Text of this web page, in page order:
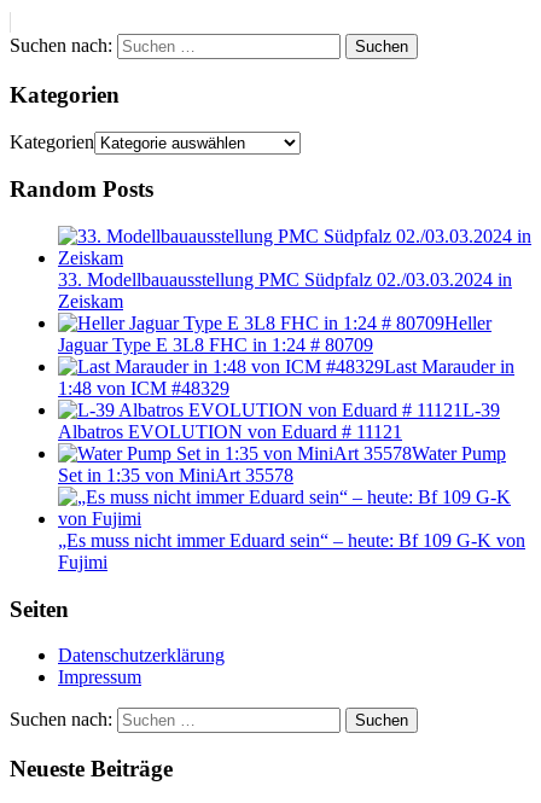
Suchen nach: Suchen
Kategorien
Kategorien
Random Posts
33. Modellbauausstellung PMC Südpfalz 02./03.03.2024 in
Zeiskam
Heller
Jaguar Type E 3L8 FHC in 1:24 # 80709
Last Marauder in
1:48 von ICM #48329
L-39
Albatros EVOLUTION von Eduard # 11121
Water Pump
Set in 1:35 von MiniArt 35578
„Es muss nicht immer Eduard sein“ – heute: Bf 109 G-K von
Fujimi
Seiten
Datenschutzerklärung
Impressum
Suchen nach: Suchen
Neueste Beiträge